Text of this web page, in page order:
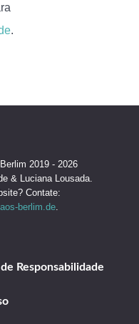
.
2019 - 2026
& Luciana Lousada.
Contate:
berlim.de.
Responsabilidade